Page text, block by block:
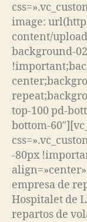
image:
content/
background-
top-100 pd-
bottom-
-80px
empresa de
Hospitalet de
repartos de